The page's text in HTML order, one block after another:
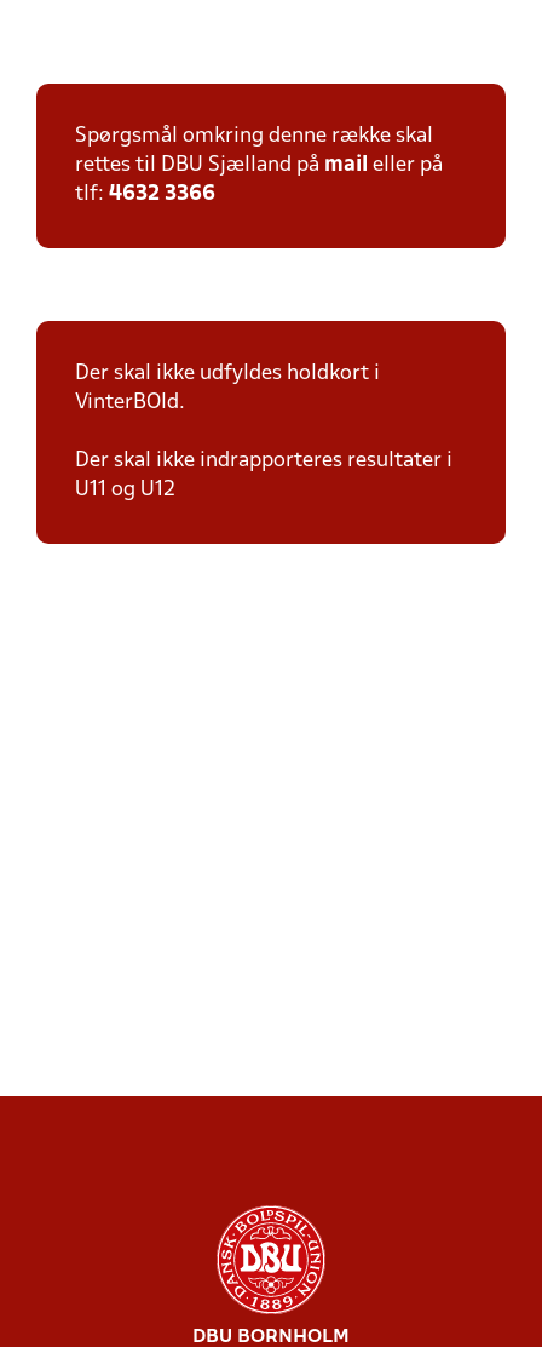
Spørgsmål omkring denne række skal
rettes til DBU Sjælland på mail eller på
tlf: 4632 3366
Der skal ikke udfyldes holdkort i
VinterBOld.
Der skal ikke indrapporteres resultater i
U11 og U12
DBU BORNHOLM